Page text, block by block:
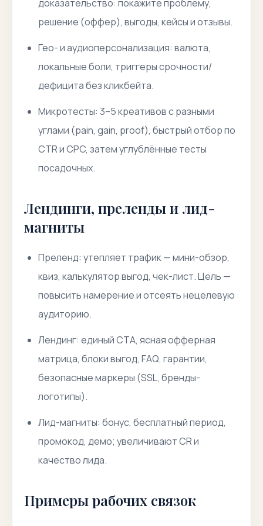
доказательство: покажите проблему,
решение (оффер), выгоды, кейсы и отзывы.
Гео- и аудиоперсонализация: валюта,
локальные боли, триггеры срочности/
дефицита без кликбейта.
Микротесты: 3–5 креативов с разными
углами (pain, gain, proof), быстрый отбор по
CTR и CPC, затем углублённые тесты
посадочных.
Лендинги, преленды и лид-
магниты
Преленд: утепляет трафик — мини-обзор,
квиз, калькулятор выгод, чек-лист. Цель —
повысить намерение и отсеять нецелевую
аудиторию.
Лендинг: единый CTA, ясная офферная
матрица, блоки выгод, FAQ, гарантии,
безопасные маркеры (SSL, бренды-
логотипы).
Лид-магниты: бонус, бесплатный период,
промокод, демо; увеличивают CR и
качество лида.
Примеры рабочих связок